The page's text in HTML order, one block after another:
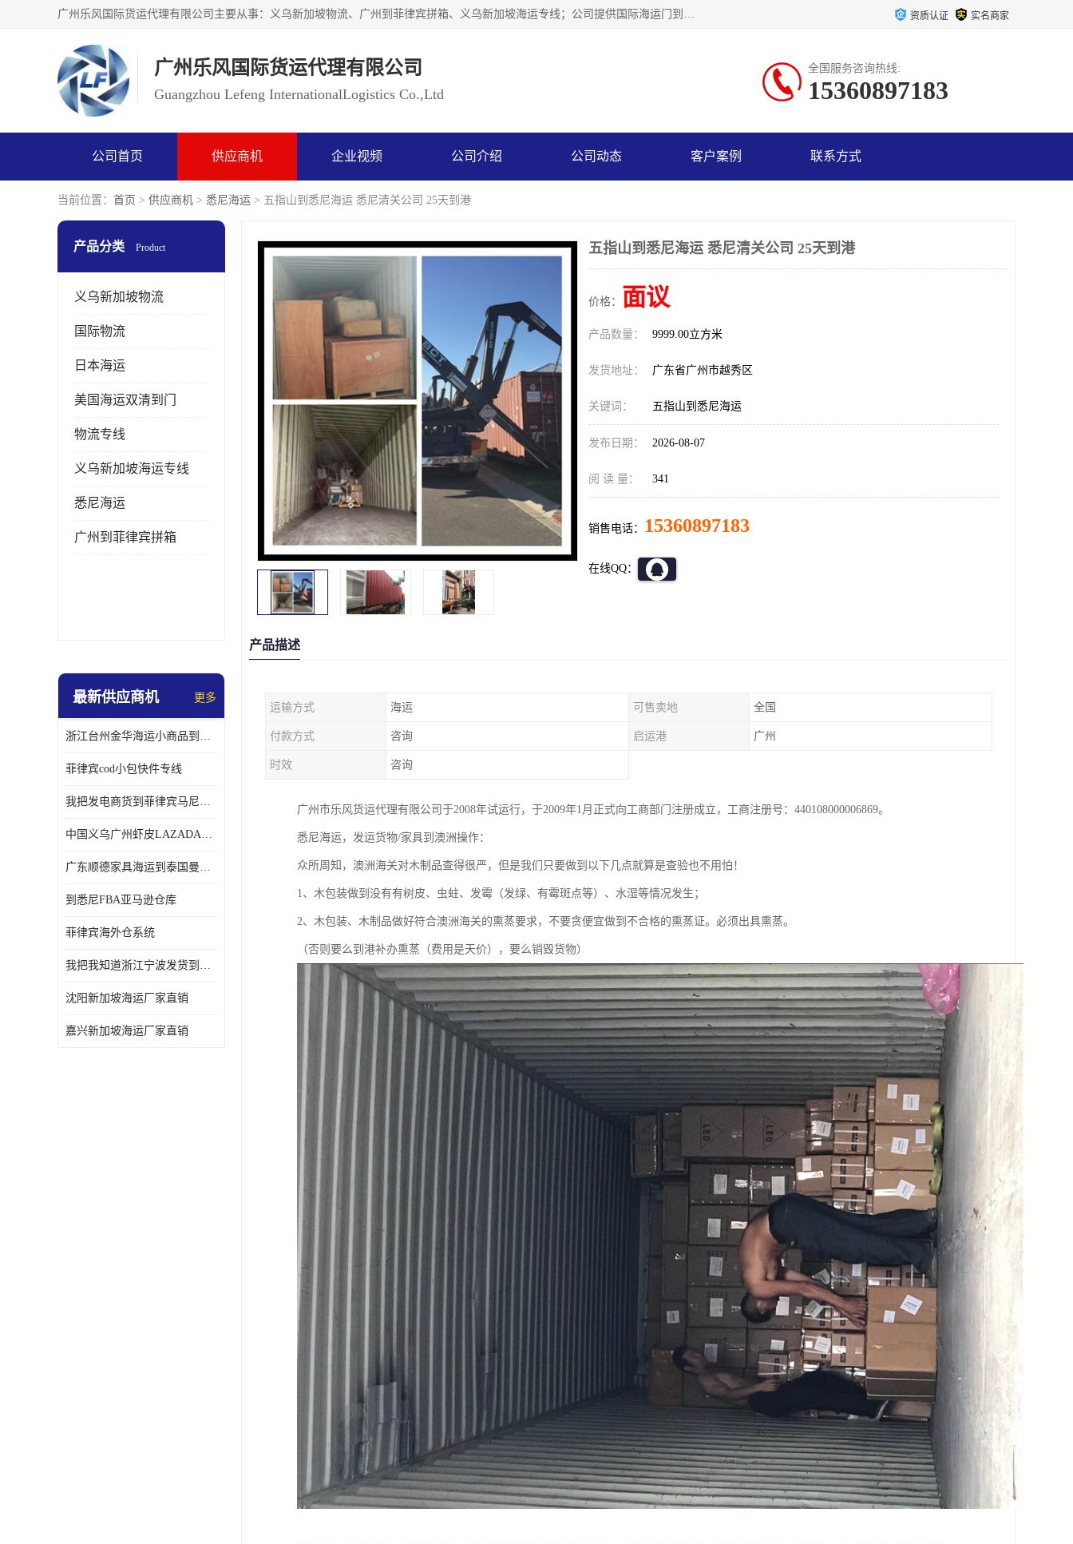
广州乐风国际货运代理有限公司主要从事：义乌新加坡物流、广州到菲律宾拼箱、义乌新加坡海运专线；公司提供国际海运门到门一条龙服务，目前开通的国际海运线路有：澳大利亚国际海运双清到门、美国国际海运双清到门、加拿大国际海运双清到门、新西兰国际海运双清到门等等。以上线路，客户的无论是发小散货拼箱或者包柜发运，我们均可以提供一条龙到门服务，乐风公司有着8年的国际货运到门经验。 资质认证 实名商家
广州乐风国际货运代理有限公司
Guangzhou Lefeng InternationalLogistics Co.,Ltd
全国服务咨询热线:
15360897183
公司首页 供应商机 企业视频 公司介绍 公司动态 客户案例 联系方式
当前位置： 首页 > 供应商机 > 悉尼海运 > 五指山到悉尼海运 悉尼清关公司 25天到港
产品分类 Product
义乌新加坡物流
国际物流
日本海运
美国海运双清到门
物流专线
义乌新加坡海运专线
悉尼海运
广州到菲律宾拼箱
最新供应商机 更多
浙江台州金华海运小商品到菲律宾马尼拉怎样收费
菲律宾cod小包快件专线
我把发电商货到菲律宾马尼拉独立站海运经验告诉您
中国义乌广州虾皮LAZADA电商货海运菲律宾怎样收费
广东顺德家具海运到泰国曼谷需要提供什么资料给海运公司呢
到悉尼FBA亚马逊仓库
菲律宾海外仓系统
我把我知道浙江宁波发货到菲律宾马尼拉海运流程告诉您
沈阳新加坡海运厂家直销
嘉兴新加坡海运厂家直销
五指山到悉尼海运 悉尼清关公司 25天到港
价格： 面议
产品数量： 9999.00立方米
发货地址： 广东省广州市越秀区
关键词： 五指山到悉尼海运
发布日期： 2026-08-07
阅 读 量： 341
销售电话： 15360897183
在线QQ：
产品描述
运输方式 海运 可售卖地 全国
付款方式 咨询 启运港 广州
时效 咨询
广州市乐风货运代理有限公司于2008年试运行，于2009年1月正式向工商部门注册成立，工商注册号：440108000006869。
悉尼海运，发运货物/家具到澳洲操作：
众所周知，澳洲海关对木制品查得很严，但是我们只要做到以下几点就算是查验也不用怕！
1、木包装做到没有有树皮、虫蛀、发霉（发绿、有霉斑点等）、水湿等情况发生；
2、木包装、木制品做好符合澳洲海关的熏蒸要求，不要贪便宜做到不合格的熏蒸证。必须出具熏蒸。
（否则要么到港补办熏蒸（费用是天价），要么销毁货物）